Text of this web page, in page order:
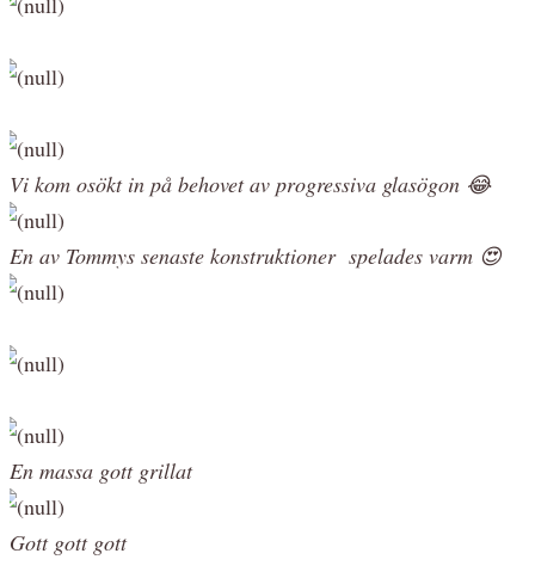
Vi kom osökt in på behovet av progressiva glasögon 😂
En av Tommys senaste konstruktioner spelades varm 😍
En massa gott grillat
Gott gott gott